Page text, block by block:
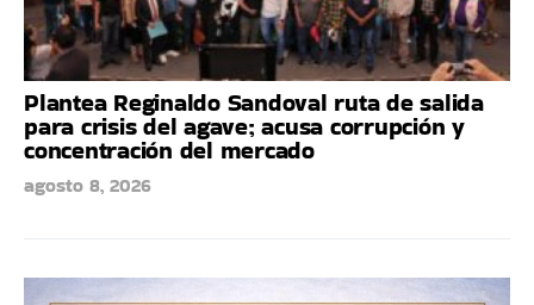
Plantea Reginaldo Sandoval ruta de salida
para crisis del agave; acusa corrupción y
concentración del mercado
agosto 8, 2026